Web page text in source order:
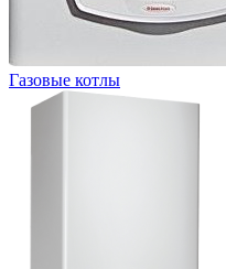
Газовые котлы